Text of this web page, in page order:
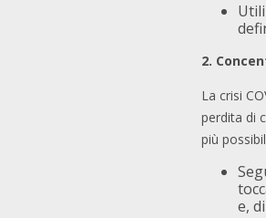
2.
La crisi
perdita di
più
e,